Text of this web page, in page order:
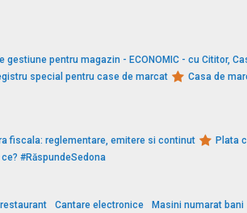
gestiune pentru magazin - ECONOMIC - cu Cititor,
special pentru case de marcat Casa de
fiscala: reglementare, emitere si continut
Plata
#RăspundeSedona
Cantare electronice Masini numarat bani